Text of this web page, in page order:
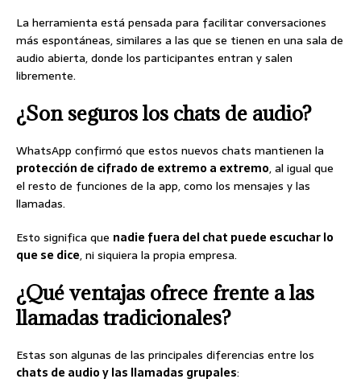
La herramienta está pensada para facilitar conversaciones
más espontáneas, similares a las que se tienen en una sala de
audio abierta, donde los participantes entran y salen
libremente.
¿Son seguros los chats de audio?
WhatsApp confirmó que estos nuevos chats mantienen la
protección de cifrado de extremo a extremo, al igual que
el resto de funciones de la app, como los mensajes y las
llamadas.
Esto significa que nadie fuera del chat puede escuchar lo
que se dice, ni siquiera la propia empresa.
¿Qué ventajas ofrece frente a las
llamadas tradicionales?
Estas son algunas de las principales diferencias entre los
chats de audio y las llamadas grupales: